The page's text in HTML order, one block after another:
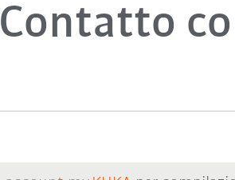
Contatto